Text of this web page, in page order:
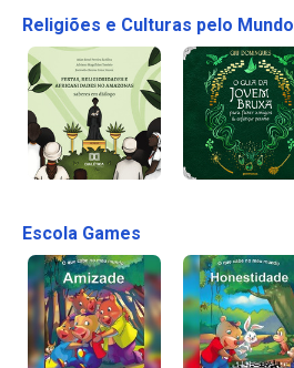
Religiões e Culturas pelo Mundo
Escola Games